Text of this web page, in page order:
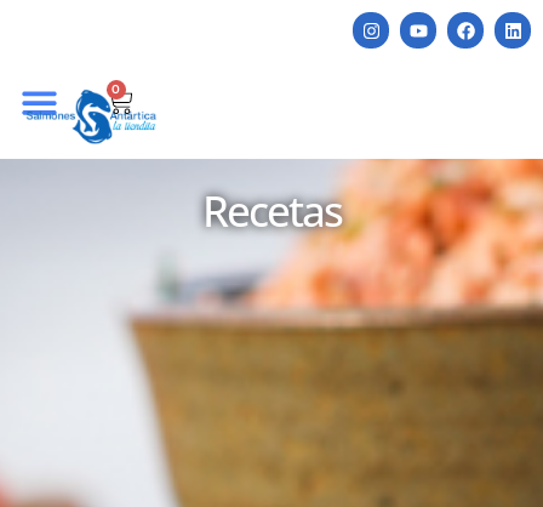
0
Recetas